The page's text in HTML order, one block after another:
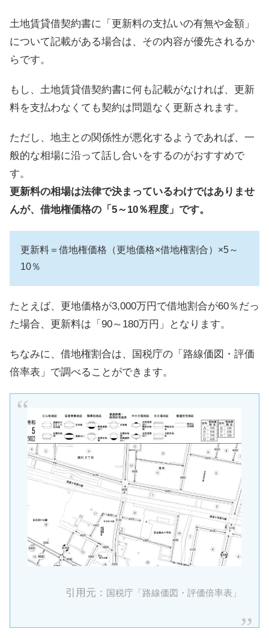
土地賃貸借契約書に「更新料の支払いの有無や金額」
について記載がある場合は、その内容が優先されるか
らです。
もし、土地賃貸借契約書に何も記載がなければ、更新
料を支払わなくても契約は問題なく更新されます。
ただし、地主との関係性が悪化するようであれば、一
般的な相場に沿って話し合いをするのがおすすめで
す。
更新料の相場は法律で決まっているわけではありませ
んが、借地権価格の「5～10％程度」です。
更新料＝借地権価格（更地価格×借地権割合）×5～
10％
たとえば、更地価格が3,000万円で借地割合が60％だっ
た場合、更新料は「90～180万円」となります。
ちなみに、借地権割合は、国税庁の「路線価図・評価
倍率表」で調べることができます。
引用元： 国税庁「路線価図・評価倍率表」